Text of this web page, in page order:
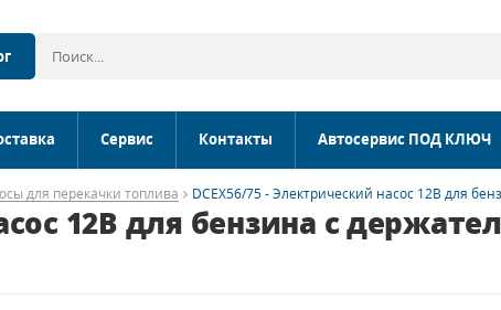
Сервис Контакты Автосервис ПОД КЛЮЧ
для перекачки топлива DCEX56/75 - Электрический насос 12В для
12В для бензина с